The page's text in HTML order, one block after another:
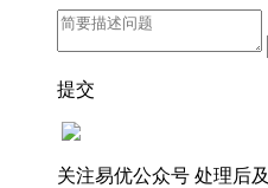
提交
关注易优公众号 处理后